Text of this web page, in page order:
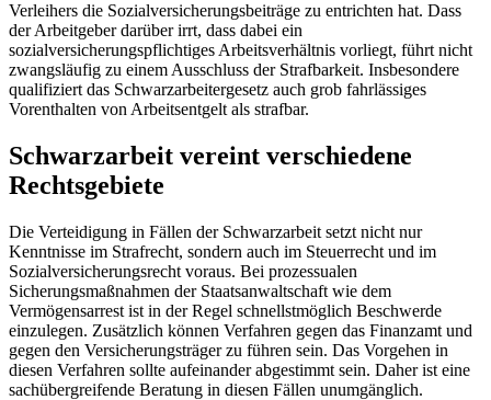
Verleihers die Sozialversicherungsbeiträge zu entrichten hat. Dass
der Arbeitgeber darüber irrt, dass dabei ein
sozialversicherungspflichtiges Arbeitsverhältnis vorliegt, führt nicht
zwangsläufig zu einem Ausschluss der Strafbarkeit. Insbesondere
qualifiziert das Schwarzarbeitergesetz auch grob fahrlässiges
Vorenthalten von Arbeitsentgelt als strafbar.
Schwarzarbeit vereint verschiedene
Rechtsgebiete
Die Verteidigung in Fällen der Schwarzarbeit setzt nicht nur
Kenntnisse im Strafrecht, sondern auch im Steuerrecht und im
Sozialversicherungsrecht voraus. Bei prozessualen
Sicherungsmaßnahmen der Staatsanwaltschaft wie dem
Vermögensarrest ist in der Regel schnellstmöglich Beschwerde
einzulegen. Zusätzlich können Verfahren gegen das Finanzamt und
gegen den Versicherungsträger zu führen sein. Das Vorgehen in
diesen Verfahren sollte aufeinander abgestimmt sein. Daher ist eine
sachübergreifende Beratung in diesen Fällen unumgänglich.